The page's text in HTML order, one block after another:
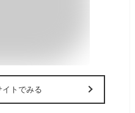
イトでみる